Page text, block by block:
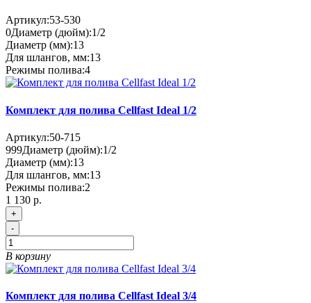
Артикул:53-530
0Диаметр (дюйм):1/2
Диаметр (мм):13
Для шлангов, мм:13
Режимы полива:4
Комплект для полива Cellfast Ideal 1/2
Артикул:50-715
999Диаметр (дюйм):1/2
Диаметр (мм):13
Для шлангов, мм:13
Режимы полива:2
1 130 р.
+
-
В корзину
Комплект для полива Cellfast Ideal 3/4